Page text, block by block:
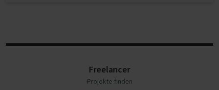
Freelancer
Projekte finden